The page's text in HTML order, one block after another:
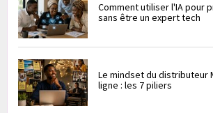
Comment utiliser l'IA pour
sans être un expert tech
Le mindset du distributeur
ligne : les 7 piliers